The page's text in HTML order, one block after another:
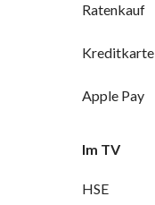
Ratenkauf
Kreditkarte
Apple Pay
Im TV
HSE